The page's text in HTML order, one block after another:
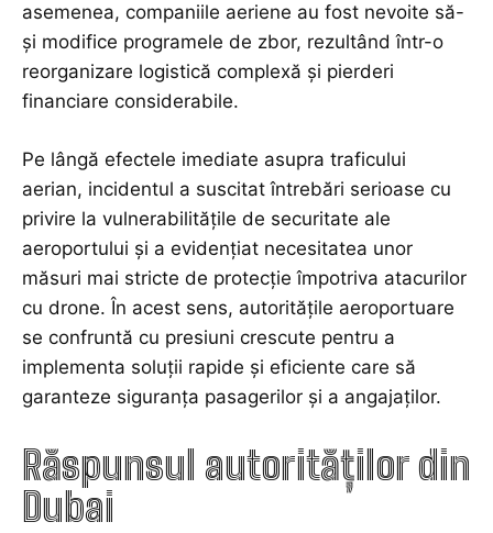
asemenea, companiile aeriene au fost nevoite să-
și modifice programele de zbor, rezultând într-o
reorganizare logistică complexă și pierderi
financiare considerabile.
Pe lângă efectele imediate asupra traficului
aerian, incidentul a suscitat întrebări serioase cu
privire la vulnerabilitățile de securitate ale
aeroportului și a evidențiat necesitatea unor
măsuri mai stricte de protecție împotriva atacurilor
cu drone. În acest sens, autoritățile aeroportuare
se confruntă cu presiuni crescute pentru a
implementa soluții rapide și eficiente care să
garanteze siguranța pasagerilor și a angajaților.
Răspunsul autorităților din
Dubai